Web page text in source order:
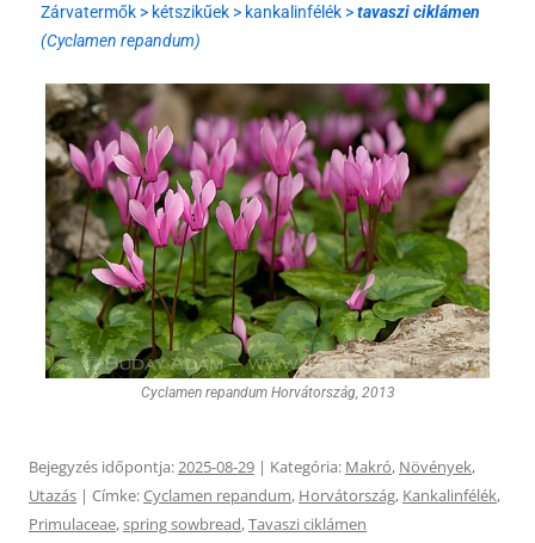
Zárvatermők > kétszikűek > kankalinfélék >tavaszi ciklámen
(Cyclamen repandum)
Cyclamen repandum Horvátország, 2013
Bejegyzés időpontja:2025-08-29 | Kategória: Makró, Növények,
Utazás | Címke:Cyclamen repandum, Horvátország, Kankalinfélék,
Primulaceae,spring sowbread,Tavaszi ciklámen